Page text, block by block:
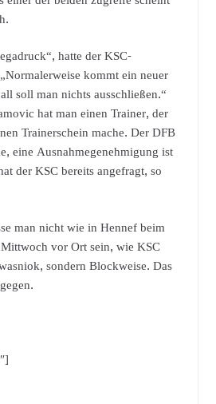
hatte der KSC-
kommt ein neuer
soll man nichts ausschließen.“
hat man einen Trainer, der
Trainerschein mache. Der DFB
eine Ausnahmegenehmigung ist
der KSC bereits angefragt, so
man nicht wie in Hennef beim
vor Ort sein, wie KSC
sondern Blockweise. Das